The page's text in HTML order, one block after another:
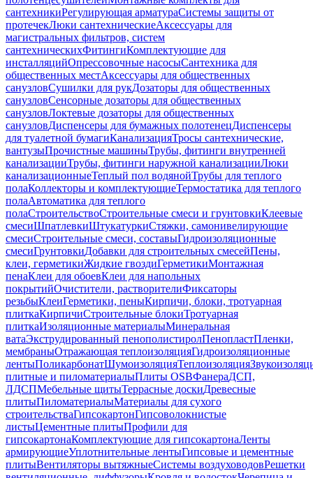
сантехникиРегулирующая арматураСистемы защиты от
протечекЛюки сантехническиеАксессуары для
магистральных фильтров, систем
сантехническихФитингиКомплектующие для
инсталляцийОпрессовочные насосыСантехника для
общественных местАксессуары для общественных
санузловСушилки для рукДозаторы для общественных
санузловСенсорные дозаторы для общественных
санузловЛоктевые дозаторы для общественных
санузловДиспенсеры для бумажных полотенецДиспенсеры
для туалетной бумагиКанализацияТросы сантехнические,
вантузыПрочистные машиныТрубы, фитинги внутренней
канализацииТрубы, фитинги наружной канализацииЛюки
канализационныеТеплый пол водянойТрубы для теплого
полаКоллекторы и комплектующиеТермостатика для теплого
полаАвтоматика для теплого
полаСтроительствоСтроительные смеси и грунтовкиКлеевые
смесиШпатлевкиШтукатуркиСтяжки, самонивелирующие
смесиСтроительные смеси, составыГидроизоляционные
смесиГрунтовкиДобавки для строительных смесейПены,
клеи, герметикиЖидкие гвоздиГерметикиМонтажная
пенаКлеи для обоевКлеи для напольных
покрытийОчистители, растворителиФиксаторы
резьбыКлеиГерметики, пеныКирпичи, блоки, тротуарная
плиткаКирпичиСтроительные блокиТротуарная
плиткаИзоляционные материалыМинеральная
ватаЭкструдированный пенополистиролПенопластПленки,
мембраныОтражающая теплоизоляцияГидроизоляционные
лентыПоликарбонатШумоизоляцияТеплоизоляция
плитные и пиломатериалыПлиты OSBФанераДСП,
ЛДСПМебельные щитыТеррасные доскиДревесные
плитыПиломатериалыМатериалы для сухого
строительстваГипсокартонГипсоволокнистые
листыЦементные плитыПрофили для
гипсокартонаКомплектующие для гипсокартонаЛенты
армирующиеУплотнительные лентыГипсовые и цементные
плитыВентиляторы вытяжныеСистемы воздуховодовРешетки